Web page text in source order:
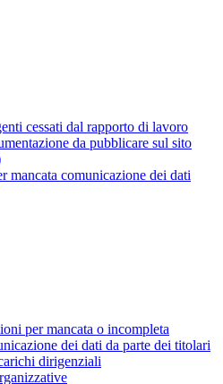
cessati dal rapporto di lavoro
da pubblicare sul sito
mancata comunicazione dei dati
per mancata o incompleta
dei dati da parte dei titolari
dirigenziali